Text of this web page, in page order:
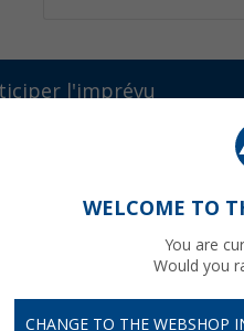
l'imprévu
du chargement
Fiamma
WELCOME TO
You are
Would you
CHANGE TO THE WEBSHOP